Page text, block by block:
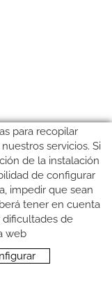
para recopilar
servicios. Si
de la instalación
de configurar
impedir que sean
tener en cuenta
dificultades de
web